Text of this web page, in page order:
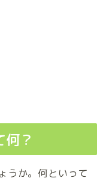
？
うか。何といって